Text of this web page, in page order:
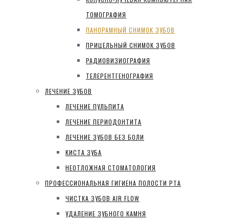
ТОМОГРАФИЯ
ПАНОРАМНЫЙ СНИМОК ЗУБОВ
ПРИЦЕЛЬНЫЙ СНИМОК ЗУБОВ
РАДИОВИЗИОГРАФИЯ
ТЕЛЕРЕНТГЕНОГРАФИЯ
ЛЕЧЕНИЕ ЗУБОВ
ЛЕЧЕНИЕ ПУЛЬПИТА
ЛЕЧЕНИЕ ПЕРИОДОНТИТА
ЛЕЧЕНИЕ ЗУБОВ БЕЗ БОЛИ
КИСТА ЗУБА
НЕОТЛОЖНАЯ СТОМАТОЛОГИЯ
ПРОФЕССИОНАЛЬНАЯ ГИГИЕНА ПОЛОСТИ РТА
ЧИСТКА ЗУБОВ AIR FLOW
УДАЛЕНИЕ ЗУБНОГО КАМНЯ